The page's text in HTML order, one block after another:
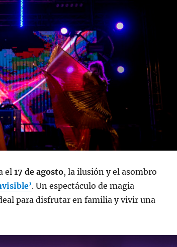
el17 de agosto, la ilusión y el asombro
. Un espectáculo de magia
para disfrutar en familia y vivir una